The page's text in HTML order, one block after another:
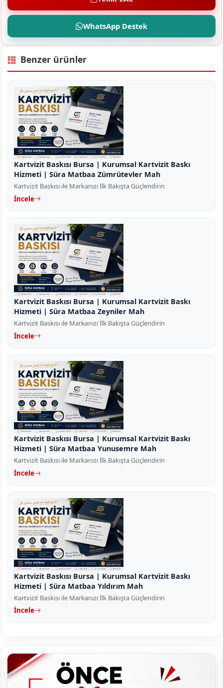
WhatsApp Destek
Benzer ürünler
Kartvizit Baskısı Bursa | Kurumsal Kartvizit Baskı
Hizmeti | Süra Matbaa Zümrütevler Mah
Kartvizit Baskısı ile Markanızı İlk Bakışta Güçlendirin
İncele
Kartvizit Baskısı Bursa | Kurumsal Kartvizit Baskı
Hizmeti | Süra Matbaa Zeyniler Mah
Kartvizit Baskısı ile Markanızı İlk Bakışta Güçlendirin
İncele
Kartvizit Baskısı Bursa | Kurumsal Kartvizit Baskı
Hizmeti | Süra Matbaa Yunusemre Mah
Kartvizit Baskısı ile Markanızı İlk Bakışta Güçlendirin
İncele
Kartvizit Baskısı Bursa | Kurumsal Kartvizit Baskı
Hizmeti | Süra Matbaa Yıldırım Mah
Kartvizit Baskısı ile Markanızı İlk Bakışta Güçlendirin
İncele